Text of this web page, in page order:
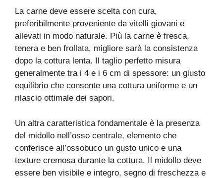
La carne deve essere scelta con cura,
preferibilmente proveniente da vitelli giovani e
allevati in modo naturale. Più la carne è fresca,
tenera e ben frollata, migliore sarà la consistenza
dopo la cottura lenta. Il taglio perfetto misura
generalmente tra i 4 e i 6 cm di spessore: un giusto
equilibrio che consente una cottura uniforme e un
rilascio ottimale dei sapori.
Un altra caratteristica fondamentale è la presenza
del midollo nell’osso centrale, elemento che
conferisce all’ossobuco un gusto unico e una
texture cremosa durante la cottura. Il midollo deve
essere ben visibile e integro, segno di freschezza e